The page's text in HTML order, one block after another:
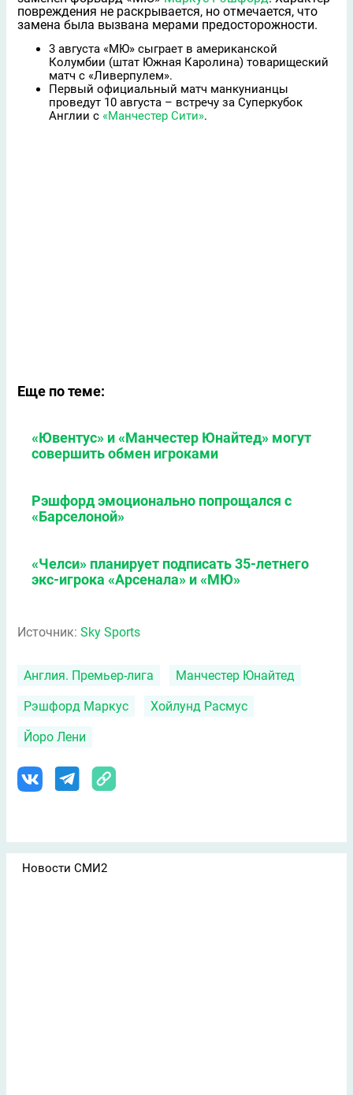
повреждения не раскрывается, но отмечается, что
замена была вызвана мерами предосторожности.
3 августа «МЮ» сыграет в американской
Колумбии (штат Южная Каролина) товарищеский
матч с «Ливерпулем».
Первый официальный матч манкунианцы
проведут 10 августа – встречу за Суперкубок
Англии с «Манчестер Сити».
Еще по теме:
«Ювентус» и «Манчестер Юнайтед» могут
совершить обмен игроками
Рэшфорд эмоционально попрощался с
«Барселоной»
«Челси» планирует подписать 35-летнего
экс-игрока «Арсенала» и «МЮ»
Источник: Sky Sports
Англия. Премьер-лига Манчестер Юнайтед
Рэшфорд Маркус Хойлунд Расмус
Йоро Лени
Новости СМИ2